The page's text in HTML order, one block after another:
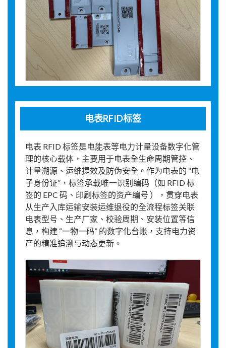
电表RFID标签
电表 RFID 标签是电能表等电力计量设备数字化管
理的核心载体，主要用于电表全生命周期管控、
计量溯源、运维提效及防伪安全。作为电表的 “电
子身份证”，标签承载唯一识别编码（如 RFID 标
签的 EPC 码、印刷标签的资产编号 ），贯穿电表
从生产入库运输安装运维退役的全流程标签关联
电表型号、生产厂家、校验周期、安装位置等信
息，构建 “一物一码” 的数字化台账，支持电力资
产的精准追溯与动态更新。